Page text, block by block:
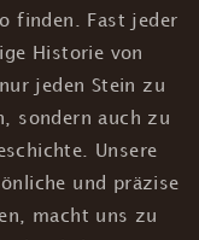
finden. Fast jeder
Historie von
jeden Stein zu
sondern auch zu
Unsere
und präzise
macht uns zu